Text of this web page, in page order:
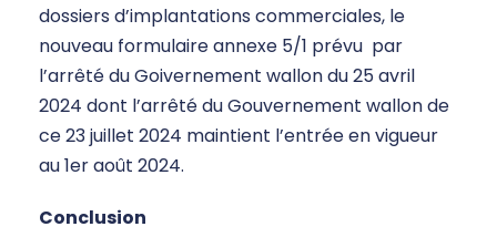
dossiers d’implantations commerciales, le
nouveau formulaire annexe 5/1 prévu par
l’arrêté du Goivernement wallon du 25 avril
2024 dont l’arrêté du Gouvernement wallon de
ce 23 juillet 2024 maintient l’entrée en vigueur
au 1er août 2024.
Conclusion